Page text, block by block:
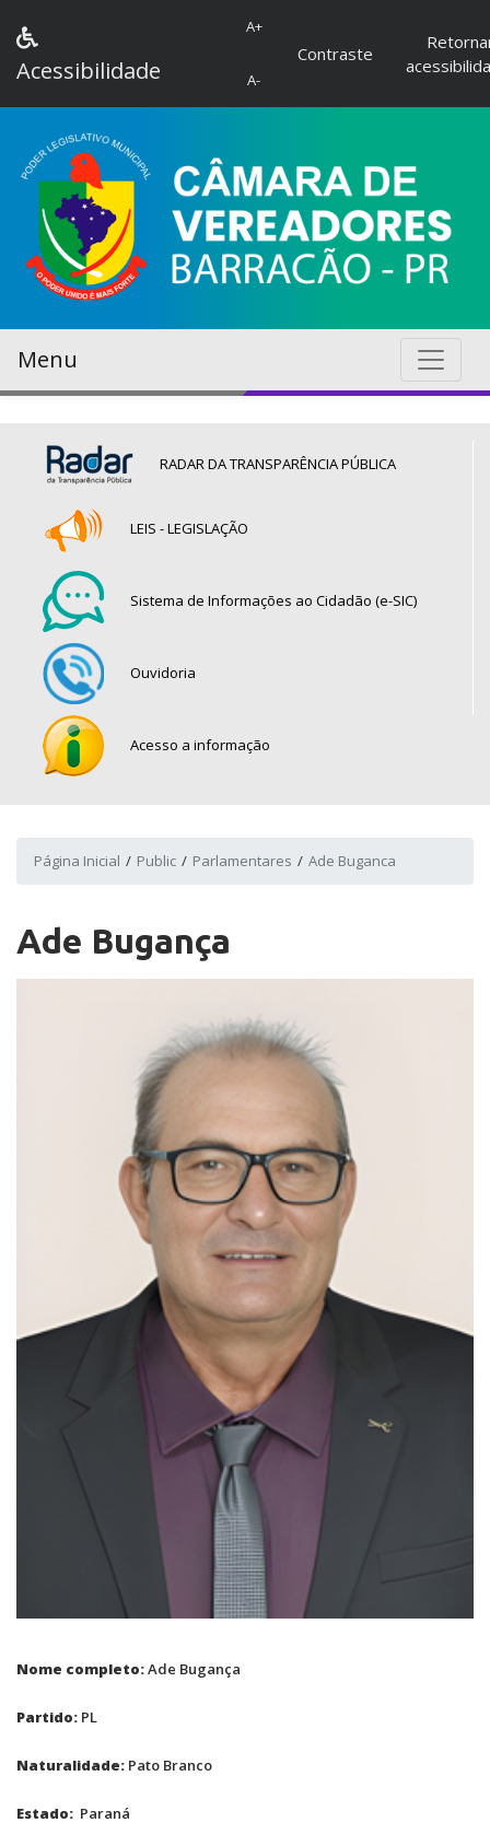
Acessibilidade
A+
A-
Contraste
Menu
RADAR DA TRANSPARÊNCIA PÚBLICA
LEIS - LEGISLAÇÃO
Sistema de Informações ao Cidadão (e-SIC)
Ouvidoria
Acesso a informação
Página Inicial Public Parlamentares Ade Buganca
Ade Bugança
Nome completo:Ade Bugança
Partido: PL
Naturalidade: Pato Branco
Estado: Paraná